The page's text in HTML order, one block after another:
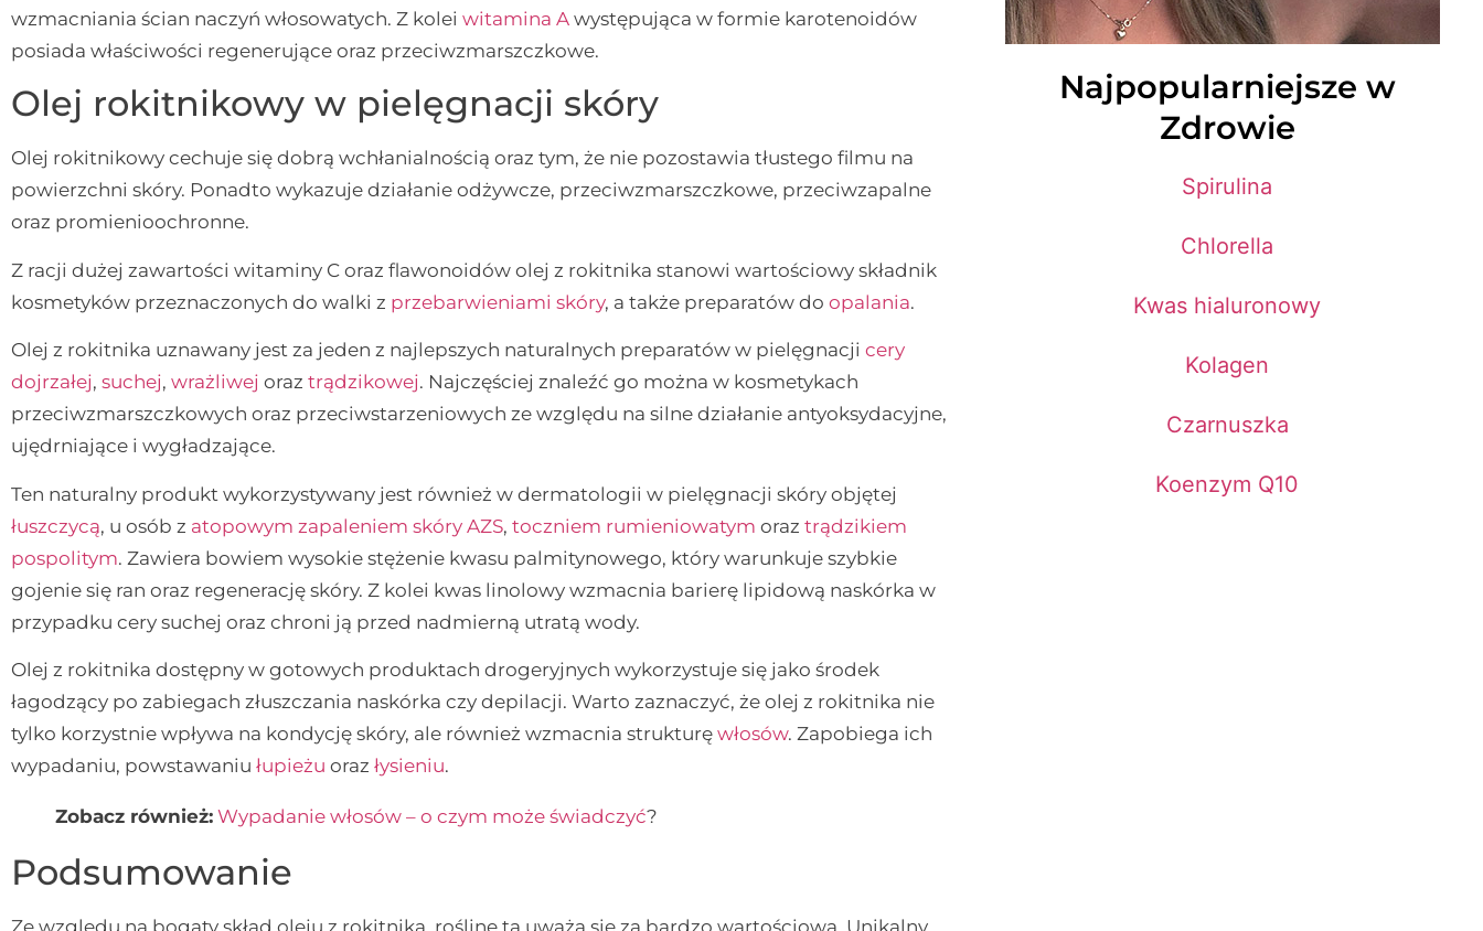
wzmacniania ścian naczyń włosowatych. Z kolei witamina A występująca w formie karotenoidów
posiada właściwości regenerujące oraz przeciwzmarszczkowe.
Olej rokitnikowy w pielęgnacji skóry
Olej rokitnikowy cechuje się dobrą wchłanialnością oraz tym, że nie pozostawia tłustego filmu na
powierzchni skóry. Ponadto wykazuje działanie odżywcze, przeciwzmarszczkowe, przeciwzapalne
oraz promienioochronne.
Z racji dużej zawartości witaminy C oraz flawonoidów olej z rokitnika stanowi wartościowy składnik
kosmetyków przeznaczonych do walki z przebarwieniami skóry, a także preparatów do opalania.
Olej z rokitnika uznawany jest za jeden z najlepszych naturalnych preparatów w pielęgnacji cery
dojrzałej, suchej, wrażliwej oraz trądzikowej. Najczęściej znaleźć go można w kosmetykach
przeciwzmarszczkowych oraz przeciwstarzeniowych ze względu na silne działanie antyoksydacyjne,
ujędrniające i wygładzające.
Ten naturalny produkt wykorzystywany jest również w dermatologii w pielęgnacji skóry objętej
łuszczycą, u osób z atopowym zapaleniem skóry AZS, toczniem rumieniowatym oraz trądzikiem
pospolitym. Zawiera bowiem wysokie stężenie kwasu palmitynowego, który warunkuje szybkie
gojenie się ran oraz regenerację skóry. Z kolei kwas linolowy wzmacnia barierę lipidową naskórka w
przypadku cery suchej oraz chroni ją przed nadmierną utratą wody.
Olej z rokitnika dostępny w gotowych produktach drogeryjnych wykorzystuje się jako środek
łagodzący po zabiegach złuszczania naskórka czy depilacji. Warto zaznaczyć, że olej z rokitnika nie
tylko korzystnie wpływa na kondycję skóry, ale również wzmacnia strukturę włosów. Zapobiega ich
wypadaniu, powstawaniu łupieżu oraz łysieniu.
Zobacz również: Wypadanie włosów – o czym może świadczyć?
Podsumowanie
Ze względu na bogaty skład oleju z rokitnika, roślinę tą uważa się za bardzo wartościową. Unikalny
Najpopularniejsze w
Zdrowie
Spirulina
Chlorella
Kwas hialuronowy
Kolagen
Czarnuszka
Koenzym Q10